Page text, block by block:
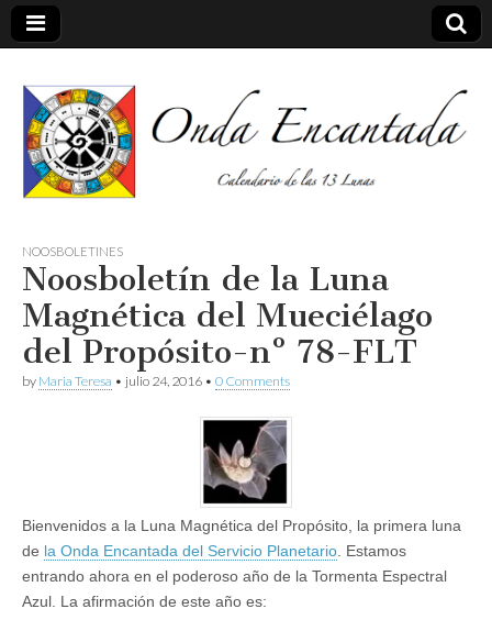
Onda
encantada
NOOSBOLETINES
Noosboletín de la Luna
Magnética del Mueciélago
del Propósito-nº 78-FLT
by Maria Teresa • julio 24, 2016 • 0 Comments
Bienvenidos a la Luna Magnética del Propósito, la primera luna
de la Onda Encantada del Servicio Planetario . Estamos
entrando ahora en el poderoso año de la Tormenta Espectral
Azul. La afirmación de este año es: